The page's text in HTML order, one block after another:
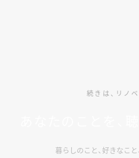
続きは、リノ
暮らしのこと、好きなこと